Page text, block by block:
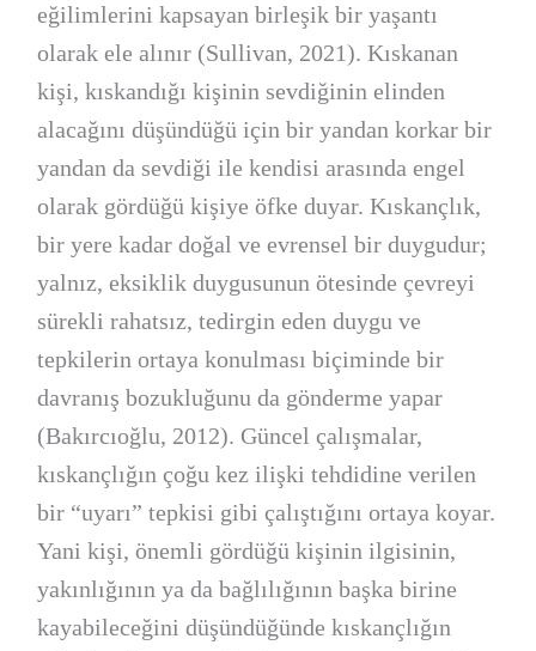
eğilimlerini kapsayan birleşik bir yaşantı
olarak ele alınır (Sullivan, 2021). Kıskanan
kişi, kıskandığı kişinin sevdiğinin elinden
alacağını düşündüğü için bir yandan korkar bir
yandan da sevdiği ile kendisi arasında engel
olarak gördüğü kişiye öfke duyar. Kıskançlık,
bir yere kadar doğal ve evrensel bir duygudur;
yalnız, eksiklik duygusunun ötesinde çevreyi
sürekli rahatsız, tedirgin eden duygu ve
tepkilerin ortaya konulması biçiminde bir
davranış bozukluğunu da gönderme yapar
(Bakırcıoğlu, 2012). Güncel çalışmalar,
kıskançlığın çoğu kez ilişki tehdidine verilen
bir “uyarı” tepkisi gibi çalıştığını ortaya koyar.
Yani kişi, önemli gördüğü kişinin ilgisinin,
yakınlığının ya da bağlılığının başka birine
kayabileceğini düşündüğünde kıskançlığın